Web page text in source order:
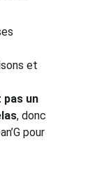
et
pas un
, donc
pour